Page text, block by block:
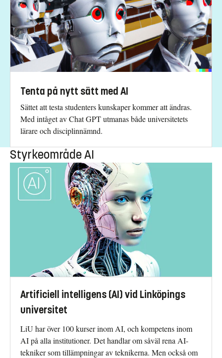
Tenta på nytt sätt med AI
Sättet att testa studenters kunskaper kommer att ändras.
Med intåget av Chat GPT utmanas både universitetets
lärare och disciplinnämnd.
Styrkeområde AI
Artificiell intelligens (AI) vid Linköpings
universitet
LiU har över 100 kurser inom AI, och kompetens inom
AI på alla institutioner. Det handlar om såväl rena AI-
tekniker som tillämpningar av teknikerna. Men också om